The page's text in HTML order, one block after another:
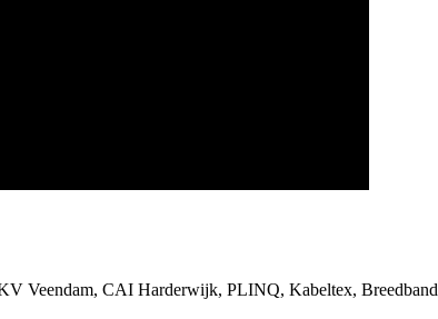
Veendam, CAI Harderwijk, PLINQ, Kabeltex,